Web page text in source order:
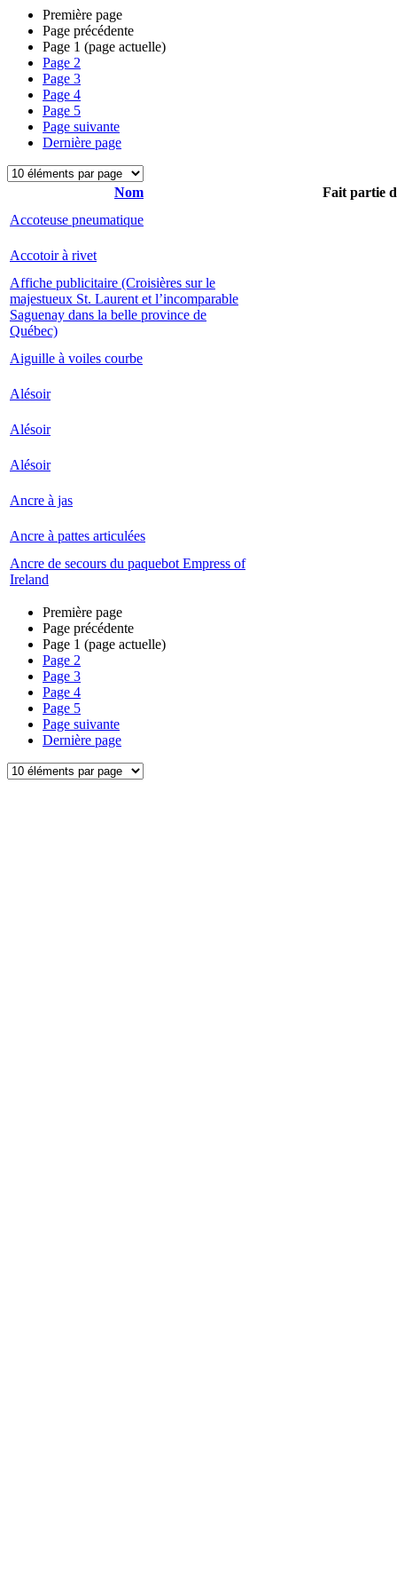
Première page
Page précédente
Page 1 (page actuelle)
Page 2
Page 3
Page 4
Page 5
Page suivante
Dernière page
Nom
Fait partie
Accoteuse pneumatique
Accotoir à rivet
Affiche publicitaire (Croisières sur le
majestueux St. Laurent et l’incomparable
Saguenay dans la belle province de
Québec)
Aiguille à voiles courbe
Alésoir
Alésoir
Alésoir
Ancre à jas
Ancre à pattes articulées
Ancre de secours du paquebot Empress of
Ireland
Première page
Page précédente
Page 1 (page actuelle)
Page 2
Page 3
Page 4
Page 5
Page suivante
Dernière page